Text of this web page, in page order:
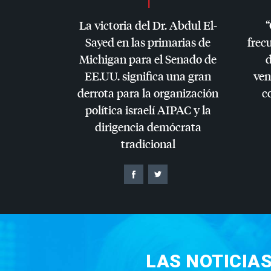
La victoria del Dr. Abdul El-
Sayed en las primarias de
Michigan para el Senado de
EE.UU. significa una gran
derrota para la organización
política israelíAIPACy la
dirigencia demócrata
tradicional
LAS